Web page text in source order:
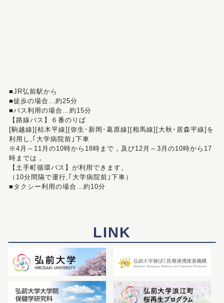
■JR弘前駅から
■徒歩の場合…約25分
■バス利用の場合…約15分
【路線バス】６番のりば
[駒越線][枯木平線][弥生･新岡･葛原線][相馬線][大秋･居森平線]を
利用し,｢大学病院前｣下車
※4月～11月の10時から18時まで，及び12月～3月の10時から17
時までは，
【土手町循環バス】が利用できます。
（10分間隔で運行,｢大学病院前｣下車）
■タクシー利用の場合…約10分
LINK